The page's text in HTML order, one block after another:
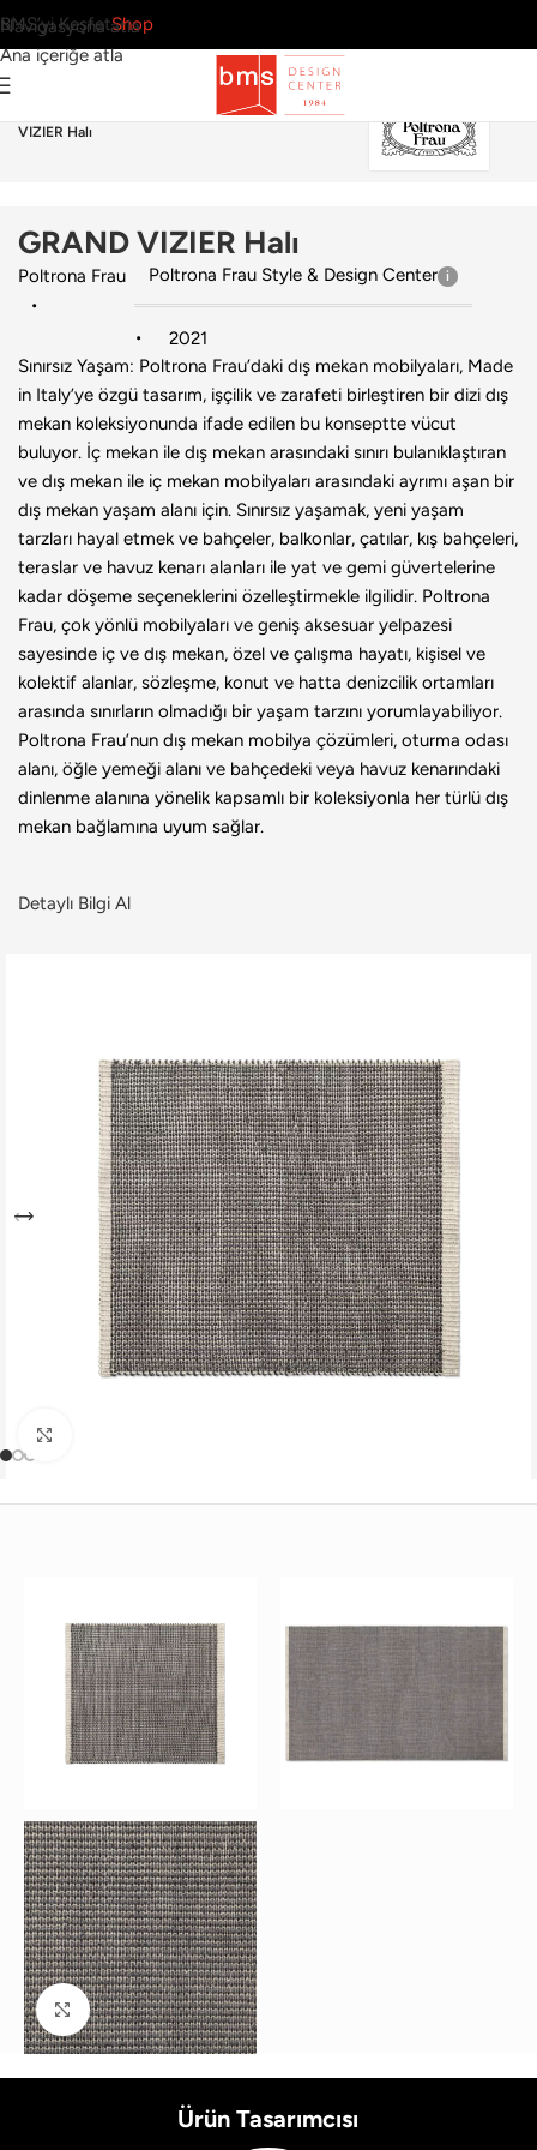
Navigasyona atla
Ana içeriğe atla
BMS’yi KeşfetShop
Poltrona Frau ›GRAND
VIZIER Halı
GRAND VIZIER Halı
Poltrona Frau Poltrona Frau Style & Design Center
2021
Sınırsız Yaşam: Poltrona Frau’daki dış mekan mobilyaları, Made
in Italy’ye özgü tasarım, işçilik ve zarafeti birleştiren bir dizi dış
mekan koleksiyonunda ifade edilen bu konseptte vücut
buluyor. İç mekan ile dış mekan arasındaki sınırı bulanıklaştıran
ve dış mekan ile iç mekan mobilyaları arasındaki ayrımı aşan bir
dış mekan yaşam alanı için. Sınırsız yaşamak, yeni yaşam
tarzları hayal etmek ve bahçeler, balkonlar, çatılar, kış bahçeleri,
teraslar ve havuz kenarı alanları ile yat ve gemi güvertelerine
kadar döşeme seçeneklerini özelleştirmekle ilgilidir. Poltrona
Frau, çok yönlü mobilyaları ve geniş aksesuar yelpazesi
sayesinde iç ve dış mekan, özel ve çalışma hayatı, kişisel ve
kolektif alanlar, sözleşme, konut ve hatta denizcilik ortamları
arasında sınırların olmadığı bir yaşam tarzını yorumlayabiliyor.
Poltrona Frau’nun dış mekan mobilya çözümleri, oturma odası
alanı, öğle yemeği alanı ve bahçedeki veya havuz kenarındaki
dinlenme alanına yönelik kapsamlı bir koleksiyonla her türlü dış
mekan bağlamına uyum sağlar.
Detaylı Bilgi Al
Büyütmek için tıklayın
Ürün Tasarımcısı